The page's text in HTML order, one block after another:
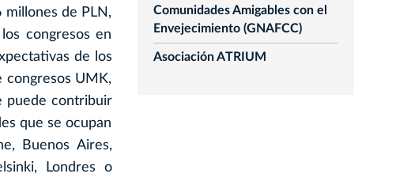
millones de PLN,
congresos en
de los
congresos UMK,
puede contribuir
que se ocupan
Buenos Aires,
Londres o
Comunidades Amigables con el
Envejecimiento (GNAFCC)
Asociación ATRIUM